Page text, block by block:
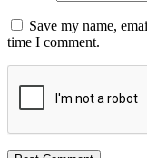
Save my name,
time I comment.